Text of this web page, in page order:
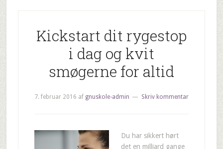
Kickstart dit rygestop
i dag og kvit
smøgerne for altid
7. februar 2016 af gnuskole-admin Skriv kommentar
Du har sikkert hørt
det en milliard gange